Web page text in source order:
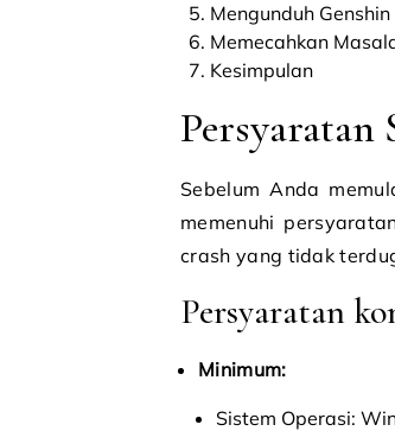
Mengunduh
Memecahkan
Kesimpulan
Persyaratan
Sebelum Anda
memenuhi
crash yang tidak
Persyaratan
Minimum:
Sistem Operasi: